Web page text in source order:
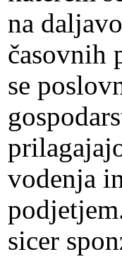
na
časovnih
se
vodenja
sicer